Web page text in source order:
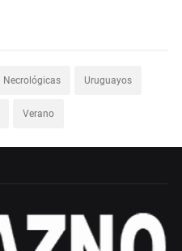
Necrológicas Uruguayos
Verano